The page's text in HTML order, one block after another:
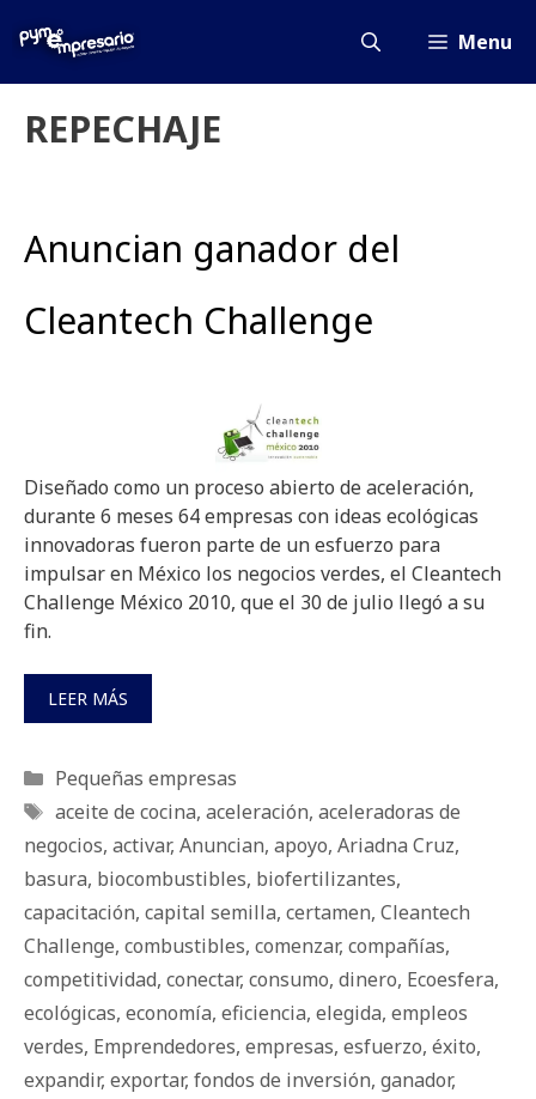
Menu
REPECHAJE
Anuncian ganador del
Cleantech Challenge
Diseñado como un proceso abierto de aceleración,
durante 6 meses 64 empresas con ideas ecológicas
innovadoras fueron parte de un esfuerzo para
impulsar en México los negocios verdes, el Cleantech
Challenge México 2010, que el 30 de julio llegó a su
fin.
LEER MÁS
Categorías
Pequeñas empresas
Etiquetas
aceite de cocina, aceleración, aceleradoras de
negocios, activar, Anuncian, apoyo, Ariadna Cruz,
basura, biocombustibles, biofertilizantes,
capacitación, capital semilla, certamen, Cleantech
Challenge, combustibles, comenzar, compañías,
competitividad, conectar, consumo, dinero, Ecoesfera,
ecológicas, economía, eficiencia, elegida, empleos
verdes, Emprendedores, empresas, esfuerzo, éxito,
expandir, exportar, fondos de inversión, ganador,